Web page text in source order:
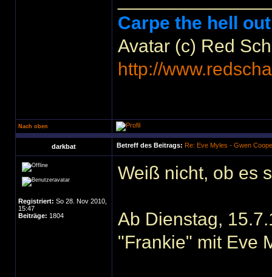
Carpe the hell
Avatar (c) Red
http://
Nach oben
darkbat Betreff des Beitrags: Re: Eve Myles - Gwen
Registriert: So 28. Nov 2010,
15:47
Beiträge: 1804
Weiß nicht, ob es
Ab Dienstag,
"Frankie" mit Eve